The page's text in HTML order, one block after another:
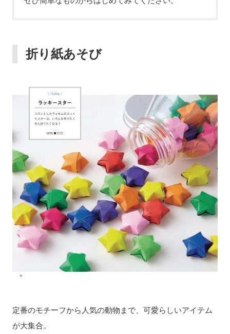
折り紙あそび
定番のモチーフから人気の動物まで、可愛らしいアイテム
が大集合。